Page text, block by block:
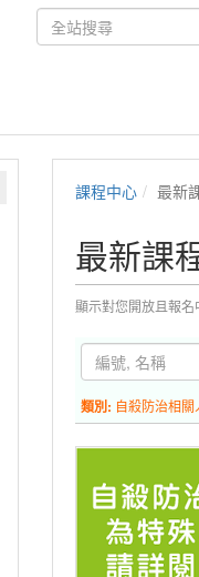
課程中心 最新
最新課
顯示對您開放且報名
類別: 自殺防治相